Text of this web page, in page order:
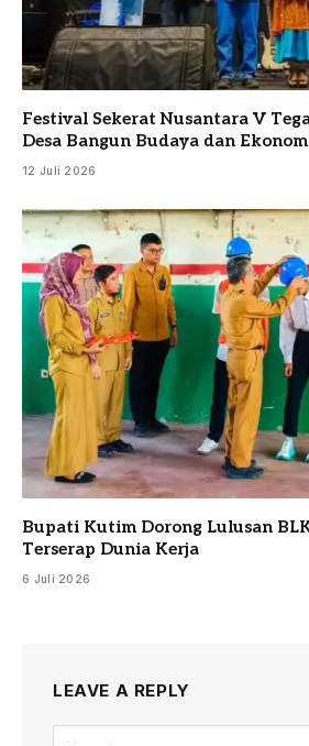
Festival Sekerat Nusantara V
Desa Bangun Budaya dan
12 Juli 2026
Bupati Kutim Dorong Lulusan
Terserap Dunia Kerja
6 Juli 2026
LEAVE A REPLY